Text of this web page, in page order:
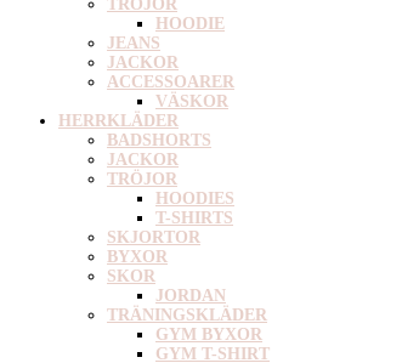
TRÖJOR
HOODIE
JEANS
JACKOR
ACCESSOARER
VÄSKOR
HERRKLÄDER
BADSHORTS
JACKOR
TRÖJOR
HOODIES
T-SHIRTS
SKJORTOR
BYXOR
SKOR
JORDAN
TRÄNINGSKLÄDER
GYM BYXOR
GYM T-SHIRT